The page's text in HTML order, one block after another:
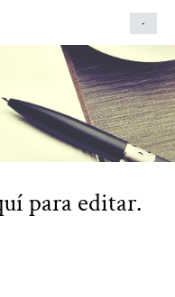
-
para editar.